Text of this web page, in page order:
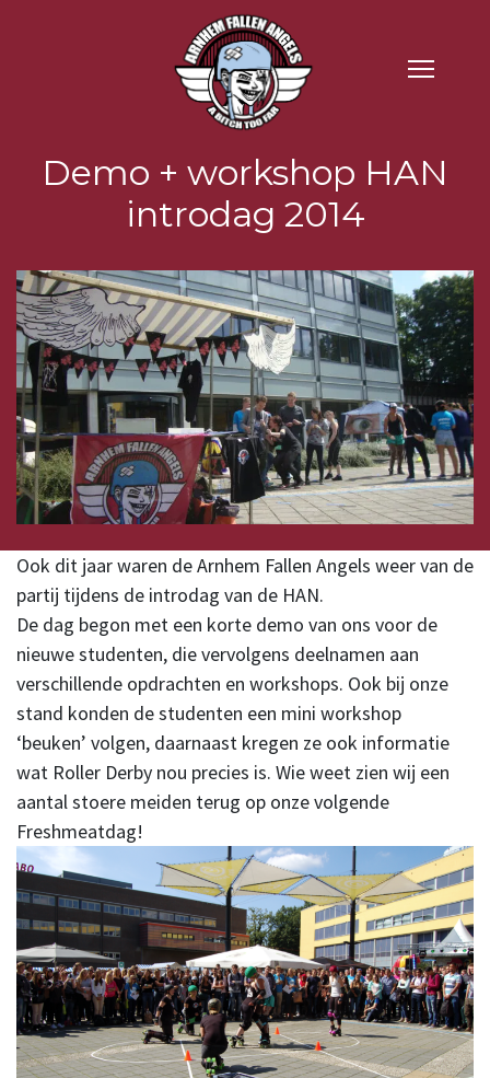
Demo + workshop HAN
introdag 2014
Ook dit jaar waren de Arnhem Fallen Angels weer van de
partij tijdens de introdag van de HAN.
De dag begon met een korte demo van ons voor de
nieuwe studenten, die vervolgens deelnamen aan
verschillende opdrachten en workshops. Ook bij onze
stand konden de studenten een mini workshop
‘beuken’ volgen, daarnaast kregen ze ook informatie
wat Roller Derby nou precies is. Wie weet zien wij een
aantal stoere meiden terug op onze volgende
Freshmeatdag!